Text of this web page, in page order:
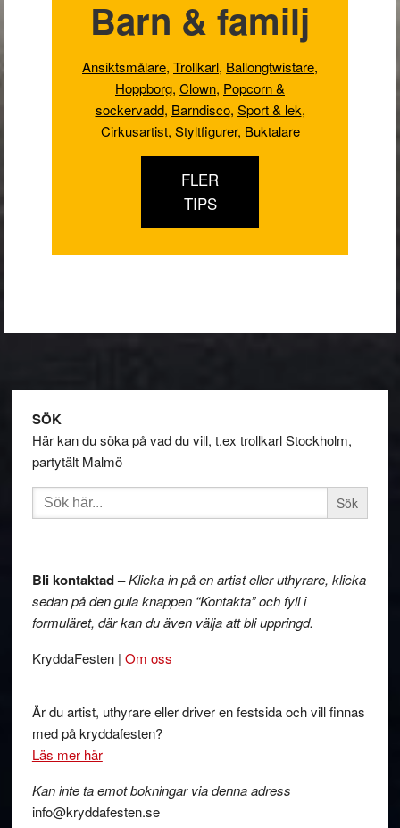
Barn & familj
Ansiktsmålare, Trollkarl, Ballongtwistare,
Hoppborg, Clown, Popcorn &
sockervadd, Barndisco, Sport & lek,
Cirkusartist, Styltfigurer, Buktalare
FLER
TIPS
Footer
SÖK
Här kan du söka på vad du vill, t.ex trollkarl Stockholm,
partytält Malmö
Sök
efter:
Bli kontaktad –Klicka in på en artist eller uthyrare, klicka
sedan på den gula knappen “Kontakta” och fyll i
formuläret, där kan du även välja att bli uppringd.
KryddaFesten | Om oss
Är du artist, uthyrare eller driver en festsida och vill finnas
med på kryddafesten?
Läs mer här
Kan inte ta emot bokningar via denna adress
info@kryddafesten.se